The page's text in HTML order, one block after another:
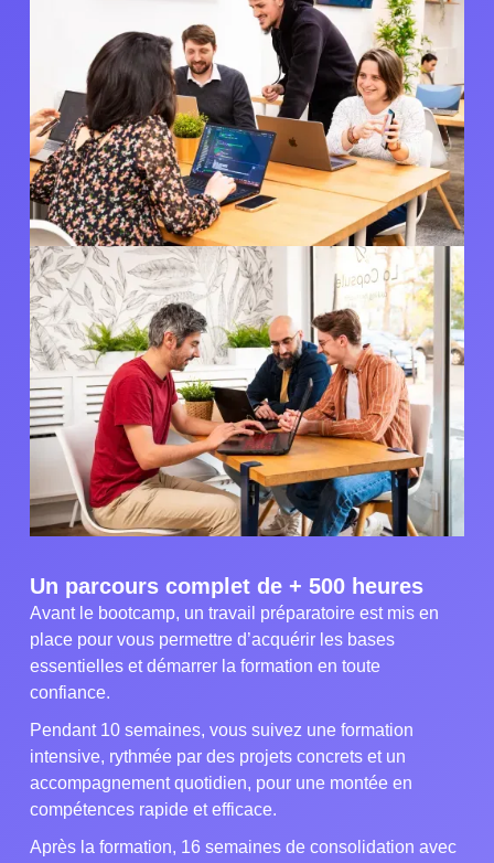
Un parcours complet de + 500 heures
Avant le bootcamp, un travail préparatoire est mis en
place pour vous permettre d’acquérir les bases
essentielles et démarrer la formation en toute
confiance.
Pendant 10 semaines, vous suivez une formation
intensive, rythmée par des projets concrets et un
accompagnement quotidien, pour une montée en
compétences rapide et efficace.
Après la formation, 16 semaines de consolidation avec